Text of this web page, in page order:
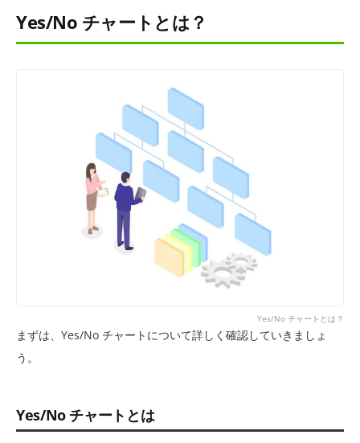
リード獲得
より高度な診断を作成したい場合
Yes/No チャートとは？
Yes/No チャートとは？
まずは、Yes/No チャートについて詳しく確認していきましょ
う。
Yes/No チャートとは